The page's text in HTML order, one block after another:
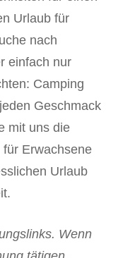
Urlaub für
nach
einfach nur
Camping
Geschmack
mit uns die
Erwachsene
Urlaub
Wenn